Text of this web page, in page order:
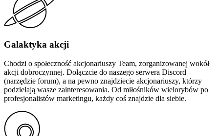
Galaktyka akcji
Chodzi o społeczność akcjonariuszy Team, zorganizowanej wokół
akcji dobroczynnej. Dołączcie do naszego serwera Discord
(narzędzie forum), a na pewno znajdziecie akcjonariuszy, którzy
podzielają wasze zainteresowania. Od miłośników wielorybów po
profesjonalistów marketingu, każdy coś znajdzie dla siebie.